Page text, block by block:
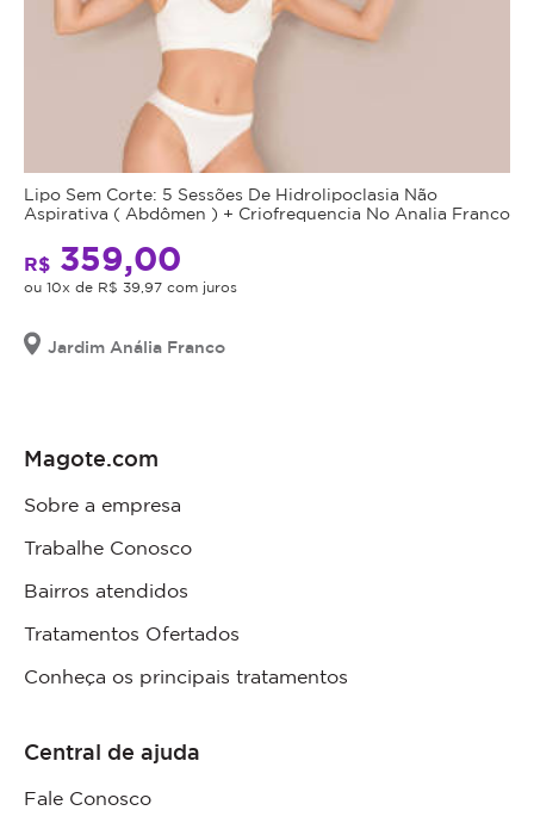
Lipo Sem Corte: 5 Sessões De Hidrolipoclasia Não
Aspirativa ( Abdômen ) + Criofrequencia No Analia Franco
R$ 359,00
ou 10x de R$ 39,97 com juros
Jardim Anália Franco
Magote.com
Sobre a empresa
Trabalhe Conosco
Bairros atendidos
Tratamentos Ofertados
Conheça os principais tratamentos
Central de ajuda
Fale Conosco